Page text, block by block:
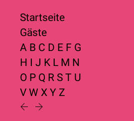
Startseite
Gäste
A B C D E F G
H I J K L M N
O P Q R S T U
V W X Y Z